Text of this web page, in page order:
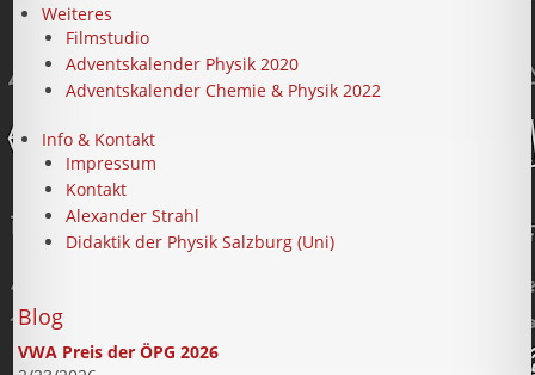
Weiteres
Filmstudio
Adventskalender Physik 2020
Adventskalender Chemie & Physik 2022
Info & Kontakt
Impressum
Kontakt
Alexander Strahl
Didaktik der Physik Salzburg (Uni)
Blog
VWA Preis der ÖPG 2026